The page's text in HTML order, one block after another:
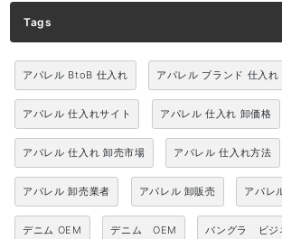
Tags
アパレル BtoB 仕入れ アパレル ブランド 仕入れ
アパレル 仕入れサイト アパレル 仕入れ 卸価格
アパレル 仕入れ 卸売市場 アパレル 仕入れ方法
アパレル 卸売業者 アパレル 卸販売 アパレ
デニム OEM デニム OEM バングラ ビジ